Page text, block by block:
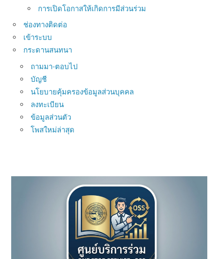
การเปิดโอกาสให้เกิดการมีส่วนร่วม
ช่องทางติดต่อ
เข้าระบบ
กระดานสนทนา
ถามมา-ตอบไป
บัญชี
นโยบายคุ้มครองข้อมูลส่วนบุคคล
ลงทะเบียน
ข้อมูลส่วนตัว
โพสใหม่ล่าสุด